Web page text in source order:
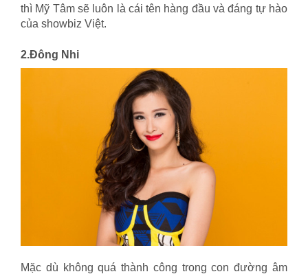
thì Mỹ Tâm sẽ luôn là cái tên hàng đầu và đáng tự hào
của showbiz Việt.
2.Đông Nhi
Mặc dù không quá thành công trong con đường âm